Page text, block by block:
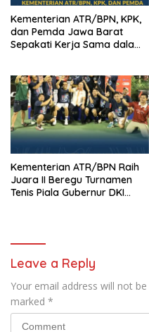
Kementerian ATR/BPN, KPK,
dan Pemda Jawa Barat
Sepakati Kerja Sama dalam
Daerah
Kementerian ATR/BPN Raih
Juara II Beregu Turnamen
Tenis Piala Gubernur DKI
Leave a Reply
Your email address will not be
marked *